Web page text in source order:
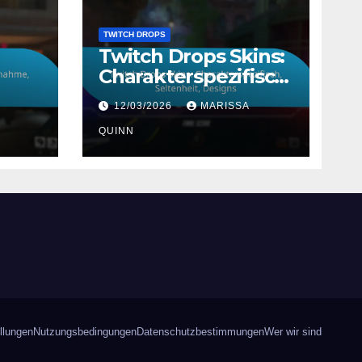
TWITCH DROPS
Twitch Drops Skins:
Charakterspezifisch,
Seltenheit, Designs
12/03/2026 MARISSA
QUINN
NutzungsbedingungenDatenschutzbestimmungenWer wir sind